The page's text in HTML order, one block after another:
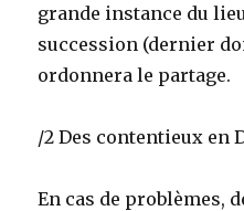
grande instance du
succession (dernier
ordonnera le partage.
/2 Des contentieux en
En cas de problèmes,